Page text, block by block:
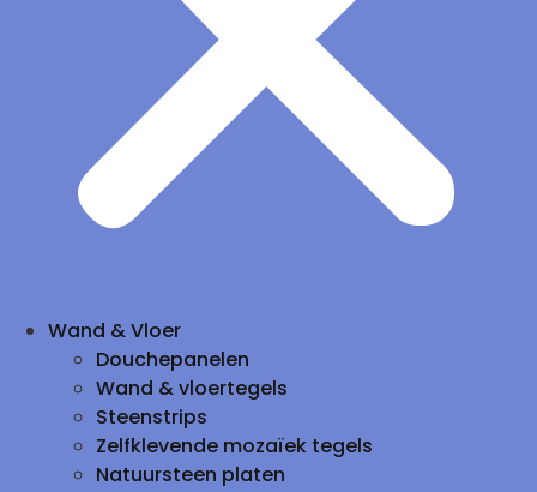
Wand & Vloer
Douchepanelen
Wand & vloertegels
Steenstrips
Zelfklevende mozaïek tegels
Natuursteen platen